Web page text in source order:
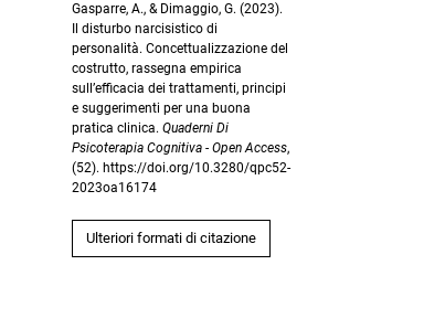
Gasparre, A., & Dimaggio, G. (2023).
Il disturbo narcisistico di
personalità. Concettualizzazione del
costrutto, rassegna empirica
sull’efficacia dei trattamenti, principi
e suggerimenti per una buona
pratica clinica.Quaderni Di
Psicoterapia Cognitiva - Open Access,
(52). https://doi.org/10.3280/qpc52-
2023oa16174
Ulteriori formati di citazione